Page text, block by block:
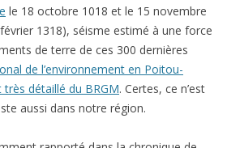
le 18 octobre 1018 et le 15 novembre
1318), séisme estimé à une force
de terre de ces 300 dernières
de l’environnement en Poitou-
détaillé du BRGM. Certes, ce n’est
aussi dans notre région.